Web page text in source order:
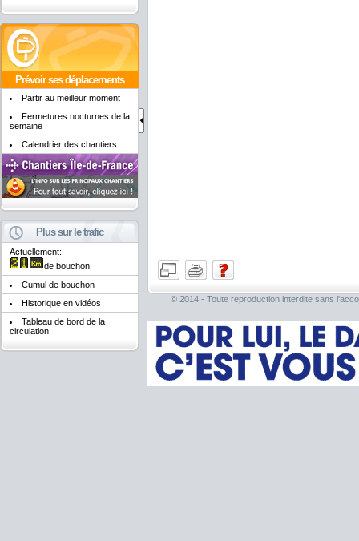
Prévoir ses déplacements
Partir au meilleur moment
Fermetures nocturnes de la
semaine
Calendrier des chantiers
Plus sur le trafic
Actuellement:
de bouchon
Cumul de bouchon
Historique en vidéos
Tableau de bord de la
circulation
© 2014 - Toute reproduction interdite sans